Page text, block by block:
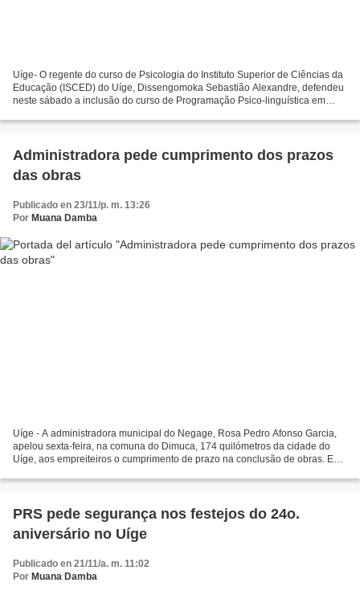
Uíge- O regente do curso de Psicologia do Instituto Superior de Ciências da
Educação (ISCED) do Uíge, Dissengomoka Sebastião Alexandre, defendeu
neste sábado a inclusão do curso de Programação Psico-linguística em
Administradora pede cumprimento dos prazos
das obras
Publicado en 23/11/p. m. 13:26
Por Muana Damba
Uíge - A administradora municipal do Negage, Rosa Pedro Afonso Garcia,
apelou sexta-feira, na comuna do Dimuca, 174 quilómetros da cidade do
Uíge, aos empreiteiros o cumprimento de prazo na conclusão de obras. Em
PRS pede segurança nos festejos do 24o.
aniversário no Uíge
Publicado en 21/11/a. m. 11:02
Por Muana Damba